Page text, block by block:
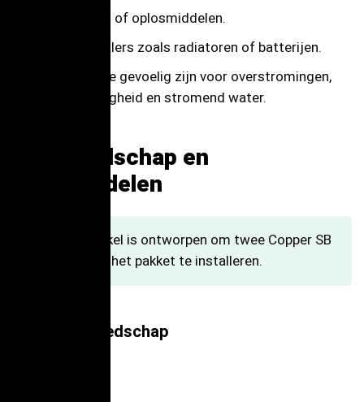
Chemicaliën of oplosmiddelen.
Warmtestralers zoals radiatoren of batterijen.
Gebieden die gevoelig zijn voor overstromingen,
hoge vochtigheid en stromend water.
Gereedschap en
montagedelen
Deze sokkel is ontworpen om twee Copper SB
laders uit het pakket te installeren.
Vereist gereedschap